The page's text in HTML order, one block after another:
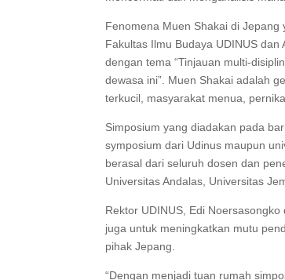
Fenomena Muen Shakai di
Fakultas Ilmu Budaya UDINUS
dengan tema “Tinjauan multi-
dewasa ini”. Muen Shakai adalah
terkucil, masyarakat menua,
Simposium yang diadakan pada
symposium dari Udinus maupun
berasal dari seluruh dosen dan
Universitas Andalas, Universitas
Rektor UDINUS, Edi
juga untuk meningkatkan mutu
pihak Jepang.
“Dengan menjadi tuan rumah